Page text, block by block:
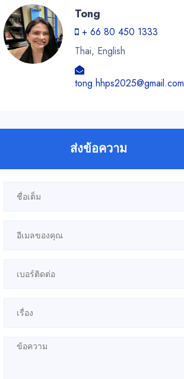
Tong
+ 66 80 450 1333
Thai, English
tong.hhps2025@gmail.com
ส่งข้อความ